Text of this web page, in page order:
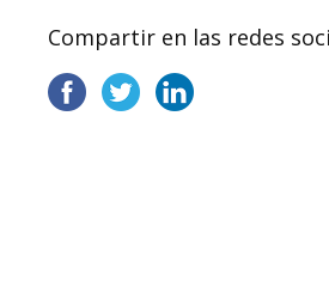
Compartir en las redes